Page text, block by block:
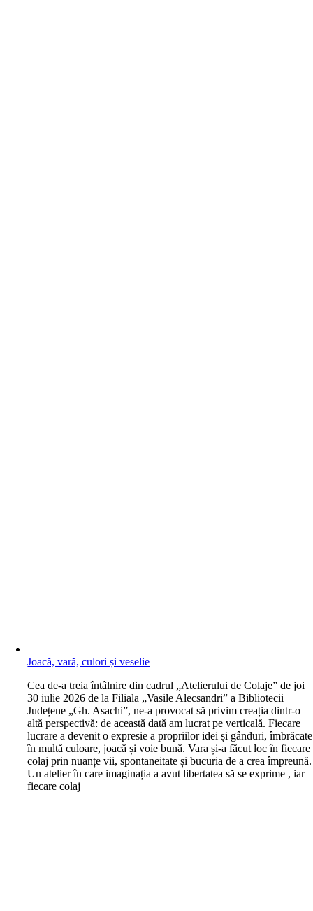
Joacă, vară, culori și veselie
Cea de-a treia întâlnire din cadrul „Atelierului de Colaje” de joi
30 iulie 2026 de la Filiala „Vasile Alecsandri” a Bibliotecii
Județene „Gh. Asachi”, ne-a provocat să privim creația dintr-o
altă perspectivă: de această dată am lucrat pe verticală. Fiecare
lucrare a devenit o expresie a propriilor idei și gânduri, îmbrăcate
în multă culoare, joacă și voie bună. Vara și-a făcut loc în fiecare
colaj prin nuanțe vii, spontaneitate și bucuria de a crea împreună.
Un atelier în care imaginația a avut libertatea să se exprime , iar
fiecare colaj